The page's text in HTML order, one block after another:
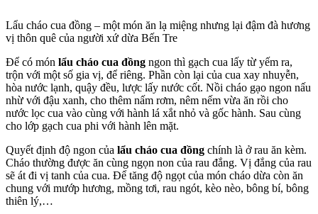
Lẩu cháo cua đồng – một món ăn lạ miệng nhưng lại đậm đà hương
vị thôn quê của người xứ dừa Bến Tre
Để có món lẩu cháo cua đồng ngon thì gạch cua lấy từ yếm ra,
trộn với một số gia vị, để riêng. Phần còn lại của cua xay nhuyễn,
hòa nước lạnh, quậy đều, lược lấy nước cốt. Nồi cháo gạo ngon nấu
nhừ với đậu xanh, cho thêm nấm rơm, nêm nếm vừa ăn rồi cho
nước lọc cua vào cùng với hành lá xắt nhỏ và gốc hành. Sau cùng
cho lớp gạch cua phi với hành lên mặt.
Quyết định độ ngon của lẩu cháo cua đồng chính là ở rau ăn kèm.
Cháo thường được ăn cùng ngọn non của rau đắng. Vị đắng của rau
sẽ át đi vị tanh của cua. Để tăng độ ngọt của món cháo dừa còn ăn
chung với mướp hương, mồng tơi, rau ngót, kèo nèo, bông bí, bông
thiên lý,…